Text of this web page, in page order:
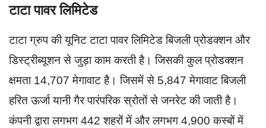
टाटा पावर लिमिटेड
टाटा ग्रुप की यूनिट टाटा पावर लिमिटेड बिजली प्रोडक्शन और
डिस्ट्रीब्यूशन से जुड़ा काम करती है। जिसकी कुल प्रोडक्शन
क्षमता 14,707 मेगावाट है। जिसमें से 5,847 मेगावाट बिजली
हरित ऊर्जा यानी गैर पारंपरिक स्रोतों से जनरेट की जाती है।
कंपनी द्वारा लगभग 442 शहरों में और लगभग 4,900 कस्बों में